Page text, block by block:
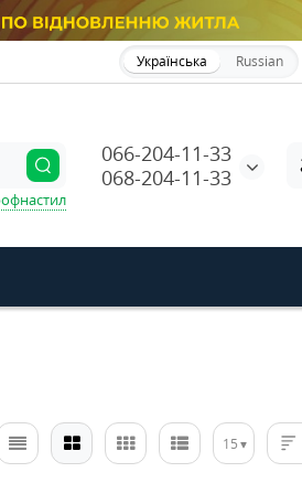
Українська Russian
066-204-11-33
068-204-11-33
15